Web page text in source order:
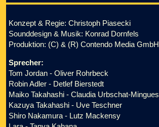
Konzept & Regie: Christoph Piasecki
Sounddesign & Musik: Konrad Dornfels
Produktion: (C) & (R) Contendo Media GmbH
Sprecher:
Tom Jordan - Oliver Rohrbeck
Robin Adler - Detlef Bierstedt
Maiko Takahashi - Claudia Urbschat-Mingues
Kazuya Takahashi - Uve Teschner
Shiro Nakamura - Lutz Mackensy